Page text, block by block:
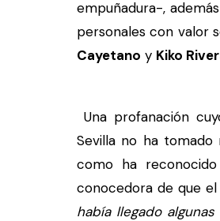
empuñadura-,
personales con valor
Cayetano y Kiko
Una profanación
Sevilla no ha
como ha
conocedora de que el
había llegado